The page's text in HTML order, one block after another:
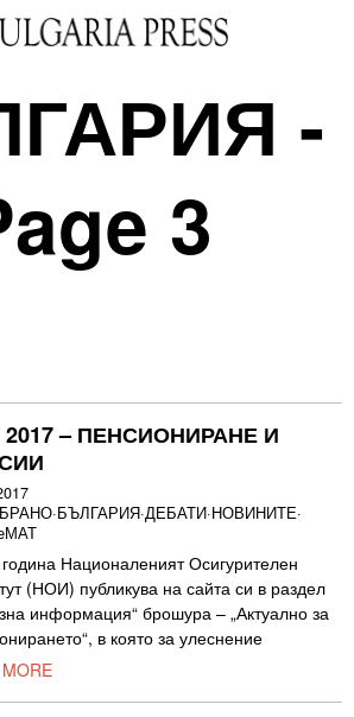
-
3
– ПЕНСИОНИРАНЕ И
·БЪЛГАРИЯ·ДЕБАТИ·НОВИНИТЕ·
Националеният Осигурителен
(НОИ) публикува на сайта си в раздел
информация“ брошура – „Актуално за
в която за улеснение